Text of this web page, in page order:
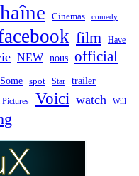
Cinemas comedy
film Have
NEW nous official
Some spot Star trailer
Voici watch Will